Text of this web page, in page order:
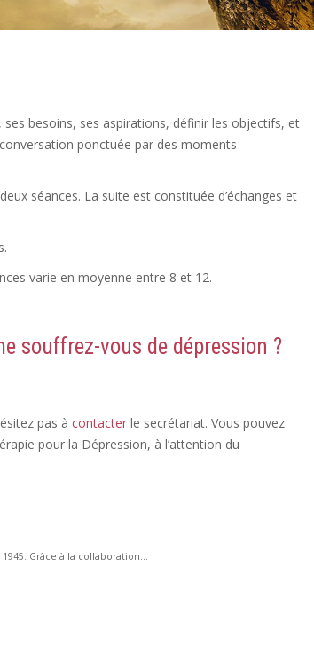
besoins, ses aspirations, définir les objectifs, et
ponctuée par des moments
séances. La suite est constituée d’échanges et
varie en moyenne entre 8 et 12.
souffrez-vous de dépression ?
pas à contacter le secrétariat. Vous pouvez
pour la Dépression, à l’attention du
Grâce à la collaboration...